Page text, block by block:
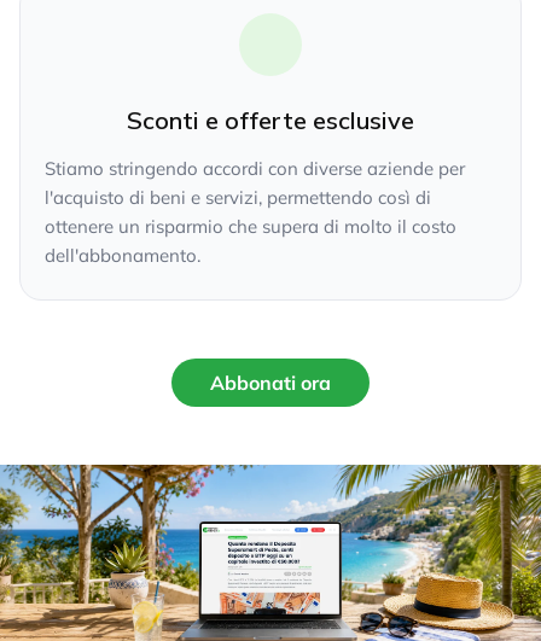
Sconti e offerte esclusive
Stiamo stringendo accordi con diverse aziende per
l'acquisto di beni e servizi, permettendo così di
ottenere un risparmio che supera di molto il costo
dell'abbonamento.
Abbonati ora